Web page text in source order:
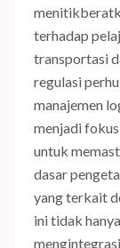
terhadap
transportasi
regulasi
manajemen
menjadi
untuk
dasar
yang terkait
ini tidak